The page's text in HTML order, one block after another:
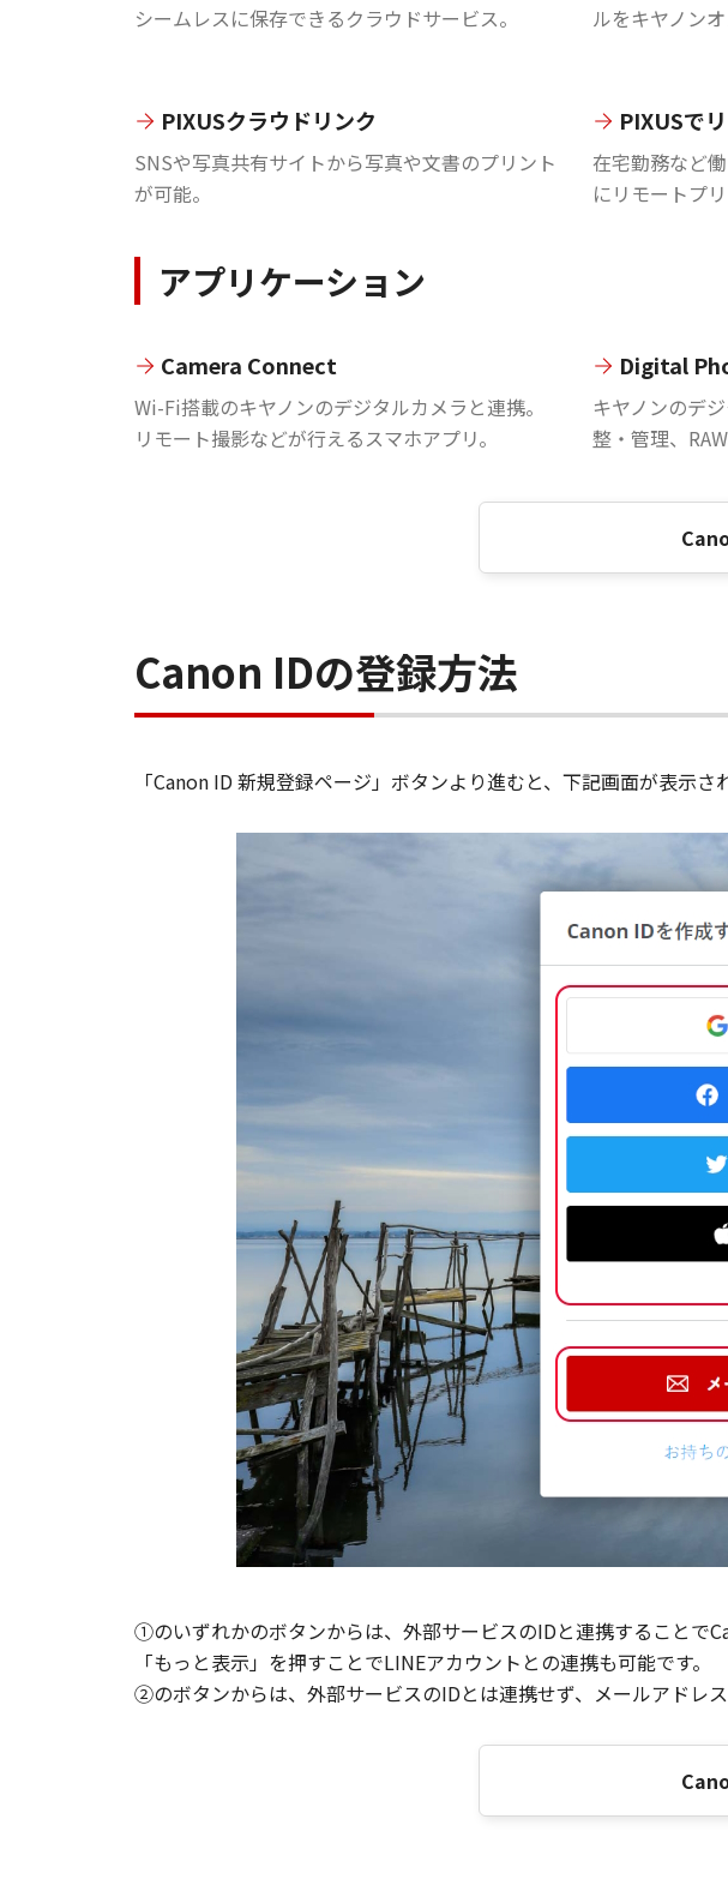
シームレスに保存できるクラウドサービス。
ルをキヤノン
PIXUSクラウドリンク
SNSや写真共有サイトから写真や文書のプリント
が可能。
PIXUSで
在宅勤務など
にリモートプリ
アプリケーション
Camera Connect
Wi-Fi搭載のキヤノンのデジタルカメラと連携。
リモート撮影などが行えるスマホアプリ。
Digital
キヤノンのデ
整・管理、
Canon IDの登録方法
「Canon ID 新規登録ページ」ボタンより進むと、下記画面が表示さ
①のいずれかのボタンからは、外部サービスのIDと連携することで
「もっと表示」を押すことでLINEアカウントとの連携も可能です。
②のボタンからは、外部サービスのIDとは連携せず、メールアドレ